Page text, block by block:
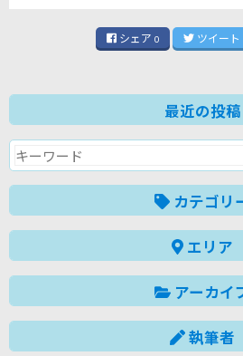
シェア 0 ツイート
最近の投稿
カテゴリ
エリア
アーカイ
執筆者